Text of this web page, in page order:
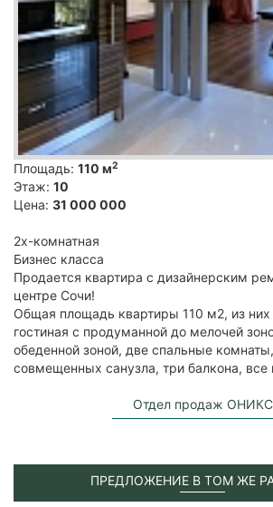
Площадь: 110 м2
Этаж: 10
Цена: 31 000 000
2х-комнатная
Бизнес класса
Продается квартира с дизайнерским
центре Сочи!
Общая площадь квартиры 110 м2, из них
гостиная с продуманной до мелочей
обеденной зоной, две спальные
совмещенных санузла, три балкона,
Отдел продаж ОНИКС
ПРЕДЛОЖЕНИЕ В ТОМ ЖЕ